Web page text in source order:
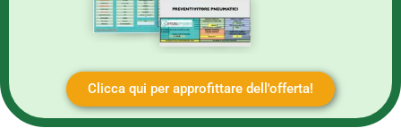
Clicca qui per approfittare dell'offerta!